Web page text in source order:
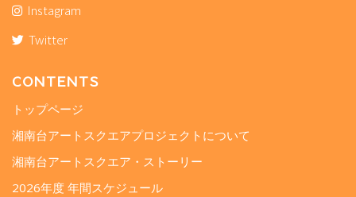
Instagram
Twitter
CONTENTS
トップページ
湘南台アートスクエアプロジェクトについて
湘南台アートスクエア・ストーリー
2026年度 年間スケジュール